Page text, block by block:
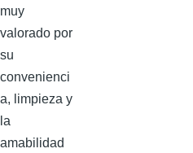
muy
valorado por
su
convenienci
a, limpieza y
la
amabilidad